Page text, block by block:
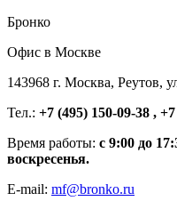
Бронко
Офис в Москве
143968 г. Москва, Реутов,
Тел.: +7 (495) 150-09-38 ,
Время работы: с 9:00 до
воскресенья.
E-mail: mf@bronko.ru